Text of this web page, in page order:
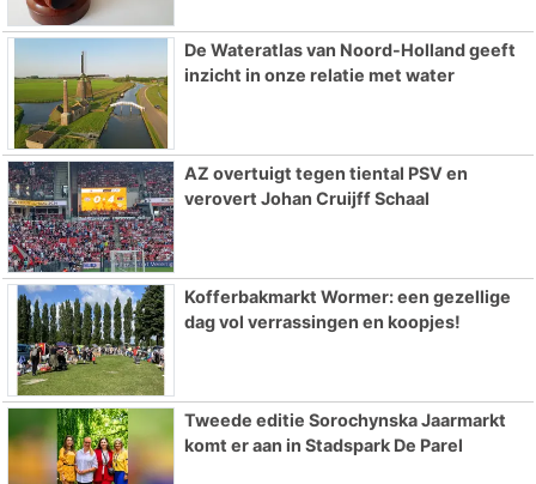
De Wateratlas van Noord-Holland geeft
inzicht in onze relatie met water
AZ overtuigt tegen tiental PSV en
verovert Johan Cruijff Schaal
Kofferbakmarkt Wormer: een gezellige
dag vol verrassingen en koopjes!
Tweede editie Sorochynska Jaarmarkt
komt er aan in Stadspark De Parel